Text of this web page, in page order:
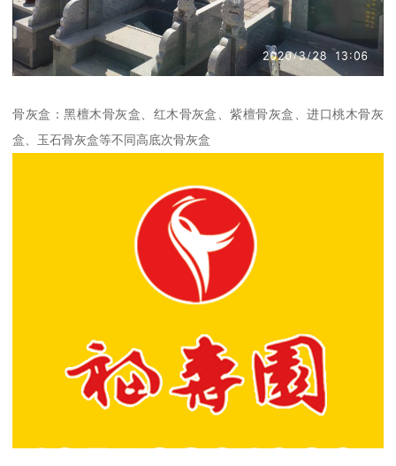
骨灰盒：黑檀木骨灰盒、红木骨灰盒、紫檀骨灰盒、进口桃木骨灰
盒、玉石骨灰盒等不同高底次骨灰盒